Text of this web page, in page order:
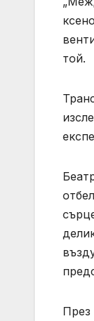
той.
През